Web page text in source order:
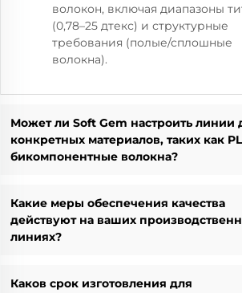
волокон, включая диапазоны
(0,78–25 дтекс) и структурные
требования (полые/сплошные
волокна).
Может ли Soft Gem настроить линии
конкретных материалов, таких как
бикомпонентные волокна?
Какие меры обеспечения качества
действуют на ваших
линиях?
Каков срок изготовления для